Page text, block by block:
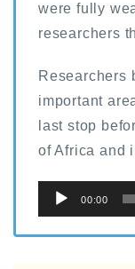
were fully
researchers
Researchers
important
last stop
of Africa and
声
プ
00:00